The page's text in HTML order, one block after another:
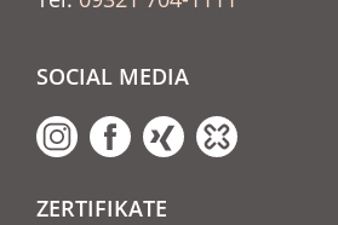
SOCIAL MEDIA
ZERTIFIKATE